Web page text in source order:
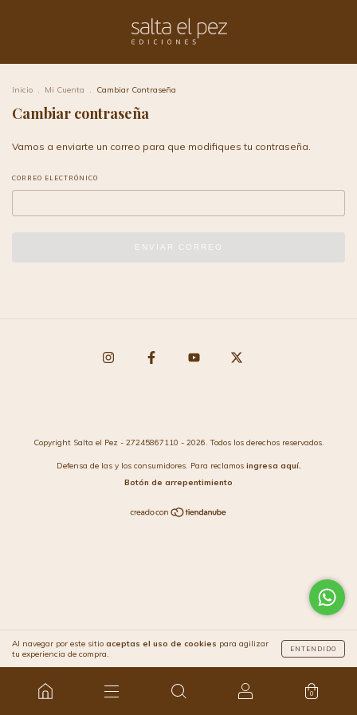
Al navegar por este sitio aceptas el uso de cookies para agilizar
tu experiencia de compra.
ENTENDIDO
0
Inicio . Mi Cuenta . Cambiar Contraseña
Cambiar contraseña
Vamos a enviarte un correo para que modifiques tu contraseña.
CORREO ELECTRÓNICO
ENVIAR CORREO
Copyright Salta el Pez - 27245867110 - 2026. Todos los derechos reservados.
Defensa de las y los consumidores. Para reclamos ingresa aquí.
Botón de arrepentimiento